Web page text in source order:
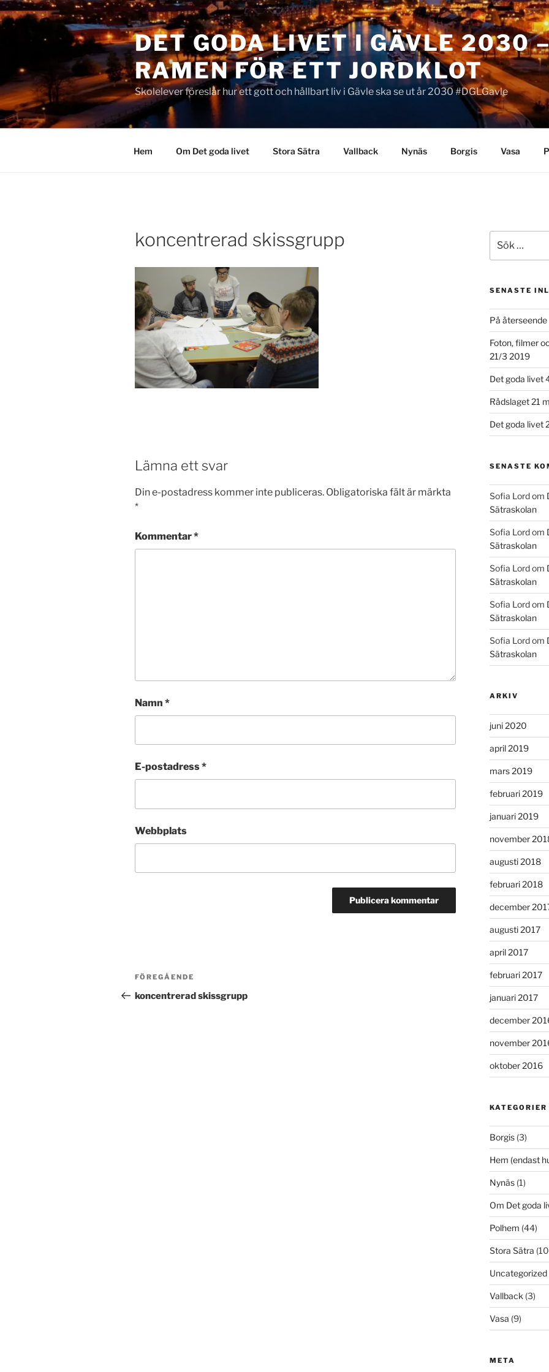
Hoppa
till
DET GODA LIVET I GÄVLE 2030
RAMEN FÖR ETT JORDKLOT
Skolelever föreslår hur ett gott och hållbart liv i Gävle ska se ut år 2030 #DGLGavle
Hem Om Det goda livet Stora Sätra Vallback Nynäs Borgis Vasa
koncentrerad skissgrupp
Lämna ett svar
Din e-postadress kommer inte publiceras. Obligatoriska fält är märkta
*
Kommentar*
Namn *
E-postadress*
Webbplats
Inläggsnavigering
Föregående
inlägg
FÖREGÅENDE
koncentrerad skissgrupp
efter:
SENASTE
På
Foton, filmer
21/3 2019
Det goda livet
Rådslaget 21
Det goda livet
SENASTE
Sofia Lordom
Sätraskolan
Sofia Lordom
Sätraskolan
Sofia Lordom
Sätraskolan
Sofia Lordom
Sätraskolan
Sofia Lordom
Sätraskolan
ARKIV
juni 2020
april 2019
mars 2019
februari 2019
januari 2019
november
augusti 2018
februari 2018
december
augusti 2017
april 2017
februari 2017
januari 2017
december
november
oktober 2016
KATEGORIER
Borgis(3)
Hem (endast
Nynäs(1)
Om Det goda
Polhem (44)
Stora Sätra
Uncategorized
Vallback (3)
Vasa (9)
META